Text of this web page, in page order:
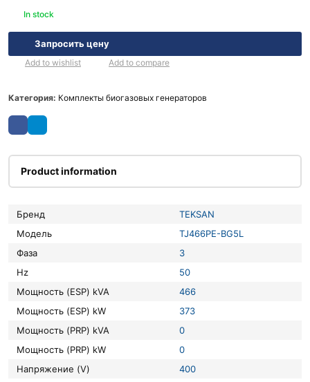
In stock
Запросить цену
Add to wishlist Add to compare
Категория: Комплекты биогазовых генераторов
Product information
Бренд
TEKSAN
Модель
TJ466PE-BG5L
Фаза
3
Hz
50
Мощность (ESP) kVA
466
Мощность (ESP) kW
373
Мощность (PRP) kVA
0
Мощность (PRP) kW
0
Напряжение (V)
400